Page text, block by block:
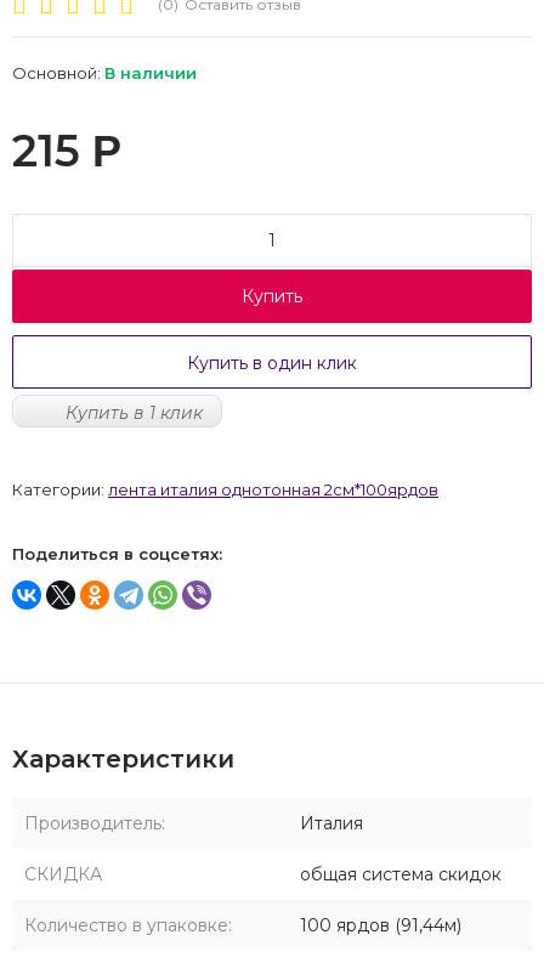
(0) Оставить отзыв
Основной: В наличии
215 Р
Купить
Купить в один клик
Купить в 1 клик
Категории: лента италия однотонная 2см*100ярдов
Поделиться в соцсетях:
Характеристики
Производитель: Италия
СКИДКА общая система скидок
Количество в упаковке: 100 ярдов (91,44м)